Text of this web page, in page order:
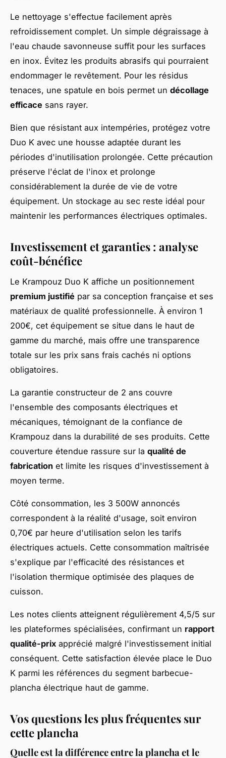
Le nettoyage s'effectue facilement après
refroidissement complet. Un simple dégraissage à
l'eau chaude savonneuse suffit pour les surfaces
en inox. Évitez les produits abrasifs qui pourraient
endommager le revêtement. Pour les résidus
tenaces, une spatule en bois permet un décollage
efficace sans rayer.
Bien que résistant aux intempéries, protégez votre
Duo K avec une housse adaptée durant les
périodes d'inutilisation prolongée. Cette précaution
préserve l'éclat de l'inox et prolonge
considérablement la durée de vie de votre
équipement. Un stockage au sec reste idéal pour
maintenir les performances électriques optimales.
Investissement et garanties : analyse
coût-bénéfice
Le Krampouz Duo K affiche un positionnement
premium justifié par sa conception française et ses
matériaux de qualité professionnelle. À environ 1
200€, cet équipement se situe dans le haut de
gamme du marché, mais offre une transparence
totale sur les prix sans frais cachés ni options
obligatoires.
La garantie constructeur de 2 ans couvre
l'ensemble des composants électriques et
mécaniques, témoignant de la confiance de
Krampouz dans la durabilité de ses produits. Cette
couverture étendue rassure sur la qualité de
fabrication et limite les risques d'investissement à
moyen terme.
Côté consommation, les 3 500W annoncés
correspondent à la réalité d'usage, soit environ
0,70€ par heure d'utilisation selon les tarifs
électriques actuels. Cette consommation maîtrisée
s'explique par l'efficacité des résistances et
l'isolation thermique optimisée des plaques de
cuisson.
Les notes clients atteignent régulièrement 4,5/5 sur
les plateformes spécialisées, confirmant un rapport
qualité-prix apprécié malgré l'investissement initial
conséquent. Cette satisfaction élevée place le Duo
K parmi les références du segment barbecue-
plancha électrique haut de gamme.
Vos questions les plus fréquentes sur
cette plancha
Quelle est la différence entre la plancha et le